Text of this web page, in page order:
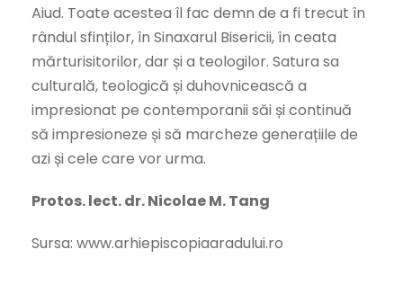
Aiud. Toate acestea îl fac demn de a fi trecut în
rândul sfinților, în Sinaxarul Bisericii, în ceata
mărturisitorilor, dar și a teologilor. Satura sa
culturală, teologică și duhovnicească a
impresionat pe contemporanii săi și continuă
să impresioneze și să marcheze generațiile de
azi și cele care vor urma.
Protos. lect. dr. Nicolae M. Tang
Sursa: www.arhiepiscopiaaradului.ro